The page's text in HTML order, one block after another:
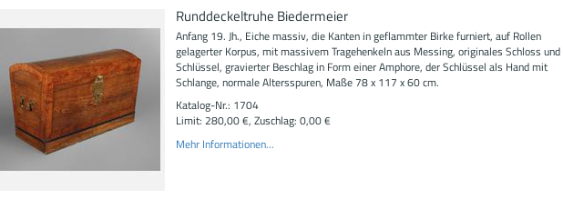
Runddeckeltruhe Biedermeier
Anfang 19. Jh., Eiche massiv, die Kanten in geflammter Birke furniert, auf Rollen
gelagerter Korpus, mit massivem Tragehenkeln aus Messing, originales Schloss und
Schlüssel, gravierter Beschlag in Form einer Amphore, der Schlüssel als Hand mit
Schlange, normale Altersspuren, Maße 78 x 117 x 60 cm.
Katalog-Nr.: 1704
Limit: 280,00 €, Zuschlag: 0,00 €
Mehr Informationen...